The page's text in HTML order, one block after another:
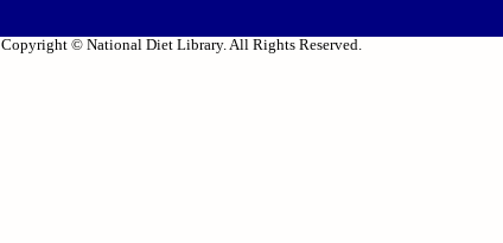
Copyright © National Diet Library. All Rights Reserved.